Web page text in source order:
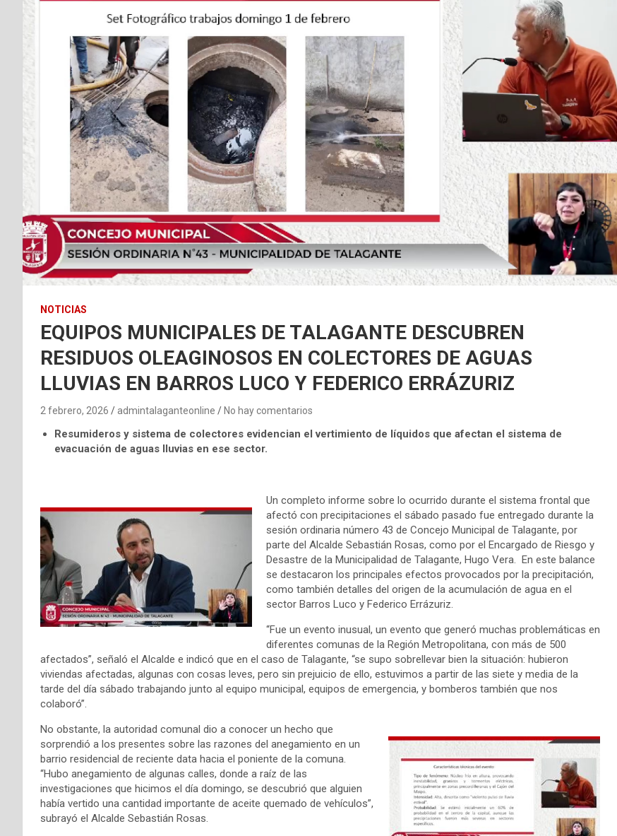
NOTICIAS
EQUIPOS MUNICIPALES DE TALAGANTE DESCUBREN
RESIDUOS OLEAGINOSOS EN COLECTORES DE AGUAS
LLUVIAS EN BARROS LUCO Y FEDERICO ERRÁZURIZ
2 febrero, 2026 admintalaganteonline No hay comentarios
Resumideros y sistema de colectores evidencian el vertimiento de líquidos que afectan el sistema de
evacuación de aguas lluvias en ese sector.
Un completo informe sobre lo ocurrido durante el sistema frontal que
afectó con precipitaciones el sábado pasado fue entregado durante la
sesión ordinaria número 43 de Concejo Municipal de Talagante, por
parte del Alcalde Sebastián Rosas, como por el Encargado de Riesgo y
Desastre de la Municipalidad de Talagante, Hugo Vera. En este balance
se destacaron los principales efectos provocados por la precipitación,
como también detalles del origen de la acumulación de agua en el
sector Barros Luco y Federico Errázuriz.
“Fue un evento inusual, un evento que generó muchas problemáticas en
diferentes comunas de la Región Metropolitana, con más de 500
afectados”, señaló el Alcalde e indicó que en el caso de Talagante, “se supo sobrellevar bien la situación: hubieron
viviendas afectadas, algunas con cosas leves, pero sin prejuicio de ello, estuvimos a partir de las siete y media de la
tarde del día sábado trabajando junto al equipo municipal, equipos de emergencia, y bomberos también que nos
colaboró”.
No obstante, la autoridad comunal dio a conocer un hecho que
sorprendió a los presentes sobre las razones del anegamiento en un
barrio residencial de reciente data hacia el poniente de la comuna.
“Hubo anegamiento de algunas calles, donde a raíz de las
investigaciones que hicimos el día domingo, se descubrió que alguien
había vertido una cantidad importante de aceite quemado de vehículos”,
subrayó el Alcalde Sebastián Rosas.